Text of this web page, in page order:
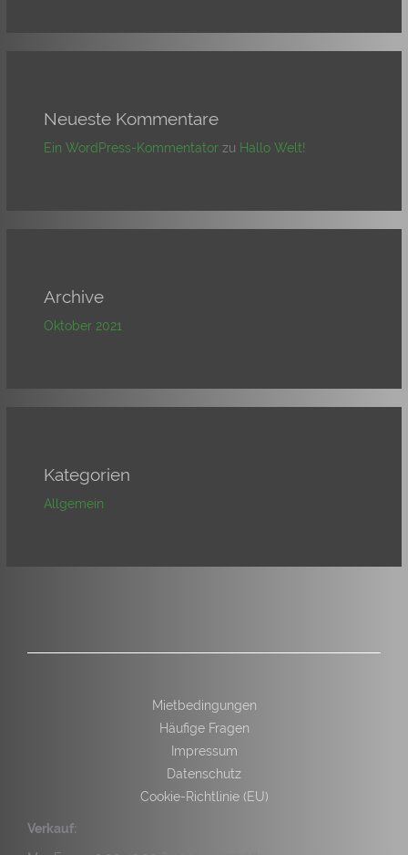
Neueste Kommentare
Ein WordPress-Kommentator zu Hallo Welt!
Archive
Oktober 2021
Kategorien
Allgemein
Mietbedingungen
Häufige Fragen
Impressum
Datenschutz
Cookie-Richtlinie (EU)
Verkauf: